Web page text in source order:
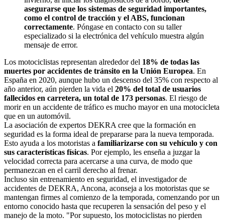
asegurarse que los sistemas de seguridad importantes,
como el control de tracción y el ABS, funcionan
correctamente. Póngase en contacto con su taller
especializado si la electrónica del vehículo muestra algún
mensaje de error.
Los motociclistas representan alrededor del 18% de todas las
muertes por accidentes de tránsito en la Unión Europea. En
España en 2020, aunque hubo un descenso del 35% con respecto al
año anterior, aún pierden la vida el 20% del total de usuarios
fallecidos en carretera, un total de 173 personas. El riesgo de
morir en un accidente de tráfico es mucho mayor en una motocicleta
que en un automóvil.
La asociación de expertos DEKRA cree que la formación en
seguridad es la forma ideal de prepararse para la nueva temporada.
Esto ayuda a los motoristas a familiarizarse con su vehículo y con
sus características físicas. Por ejemplo, les enseña a juzgar la
velocidad correcta para acercarse a una curva, de modo que
permanezcan en el carril derecho al frenar.
Incluso sin entrenamiento en seguridad, el investigador de
accidentes de DEKRA, Ancona, aconseja a los motoristas que se
mantengan firmes al comienzo de la temporada, comenzando por un
entorno conocido hasta que recuperen la sensación del peso y el
manejo de la moto. "Por supuesto, los motociclistas no pierden